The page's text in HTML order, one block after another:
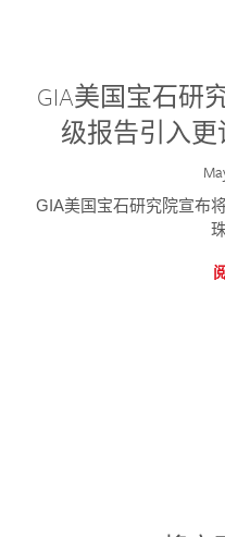
GIA美国宝石研
级报告引入更
GIA美国宝石研究院宣布